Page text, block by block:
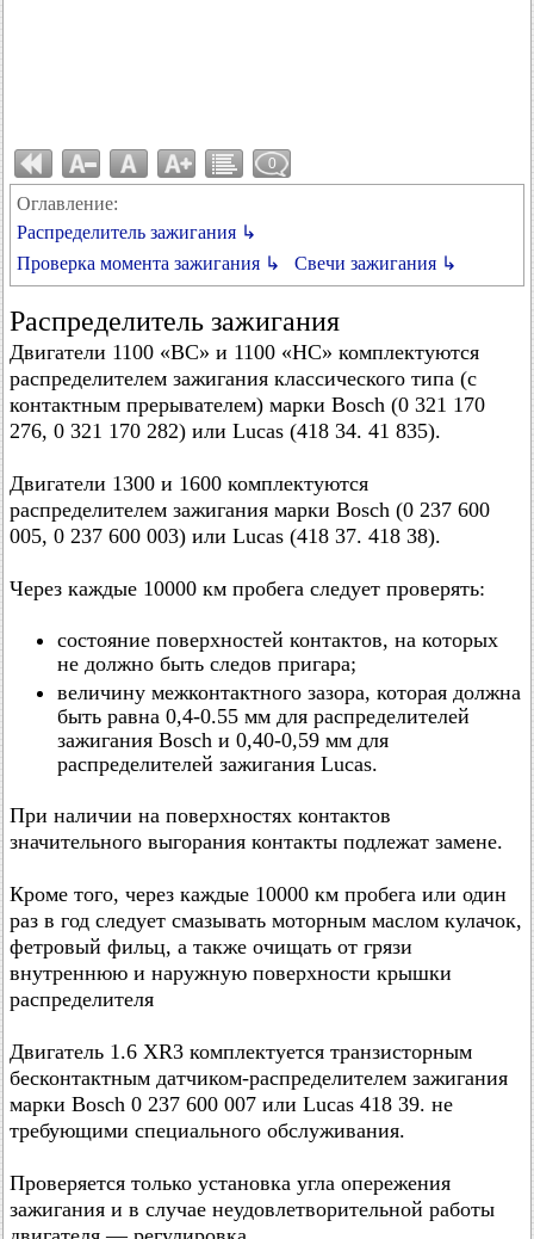
0
Оглавление:
Распределитель зажигания ↳
Проверка момента зажигания ↳
Свечи зажигания ↳
Распределитель зажигания
Двигатели 1100 «ВС» и 1100 «НС» комплектуются
распределителем зажигания классического типа (с
контактным прерывателем) марки Bosch (0 321 170
276, 0 321 170 282) или Lucas (418 34. 41 835).
Двигатели 1300 и 1600 комплектуются
распределителем зажигания марки Bosch (0 237 600
005, 0 237 600 003) или Lucas (418 37. 418 38).
Через каждые 10000 км пробега следует проверять:
состояние поверхностей контактов, на которых
не должно быть следов пригара;
величину межконтактного зазора, которая должна
быть равна 0,4-0.55 мм для распределителей
зажигания Bosch и 0,40-0,59 мм для
распределителей зажигания Lucas.
При наличии на поверхностях контактов
значительного выгорания контакты подлежат замене.
Кроме того, через каждые 10000 км пробега или один
раз в год следует смазывать моторным маслом кулачок,
фетровый фильц, а также очищать от грязи
внутреннюю и наружную поверхности крышки
распределителя
Двигатель 1.6 XR3 комплектуется транзисторным
бесконтактным датчиком-распределителем зажигания
марки Bosch 0 237 600 007 или Lucas 418 39. не
требующими специального обслуживания.
Проверяется только установка угла опережения
зажигания и в случае неудовлетворительной работы